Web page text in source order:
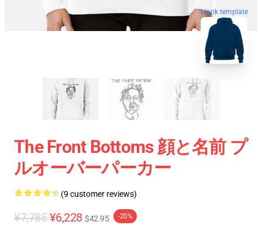
blank template
The Front Bottoms 顔と名前 プ
ルオーバーパーカー
(9 customer reviews)
¥7,785 ¥6,228 $42.95 -20%